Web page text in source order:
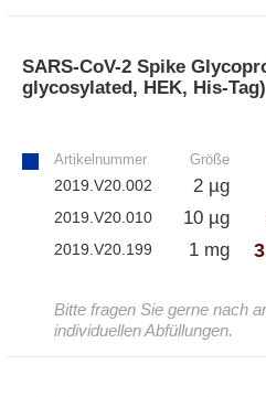
SARS-CoV-2 Spike
glycosylated, HEK, His-Tag)
Artikelnummer Größe
2019.V20.002 2 µg
2019.V20.010 10 µg
2019.V20.199 1 mg
Bitte fragen Sie gerne nach
individuellen Abfüllungen.